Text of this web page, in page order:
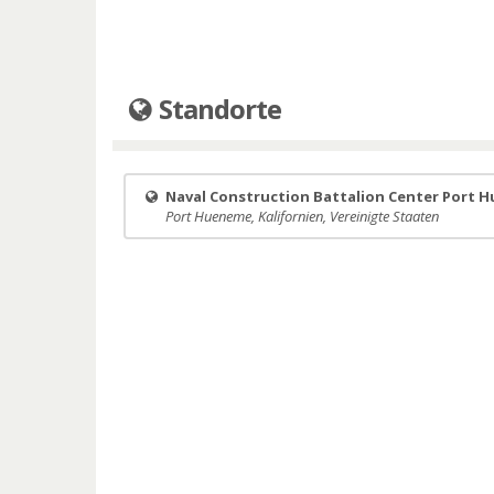
Standorte
Naval Construction Battalion Center Port
Port Hueneme, Kalifornien, Vereinigte Staaten